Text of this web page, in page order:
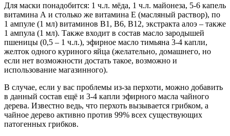
Для маски понадобится: 1 ч.л. мёда, 1 ч.л. майонеза, 5-6 капель
витамина А и столько же витамина Е (масляный раствор), по
1 ампуле (1 мл) витаминов В1, В6, В12, экстракта алоэ – также
1 ампула (1 мл). Также входит в состав масло зародышей
пшеницы (0,5 – 1 ч.л.), эфирное масло тимьяна 3-4 капли,
желток одного куриного яйца (желательно, домашнего, но
если нет возможности достать такое, возможно и
использование магазинного).
В случае, если у вас проблемы из-за перхоти, можно добавить
в данный состав ещё и 3-4 капли эфирного масла чайного
дерева. Известно ведь, что перхоть вызывается грибком, а
чайное дерево активно против 99% всех существующих
патогенных грибков.